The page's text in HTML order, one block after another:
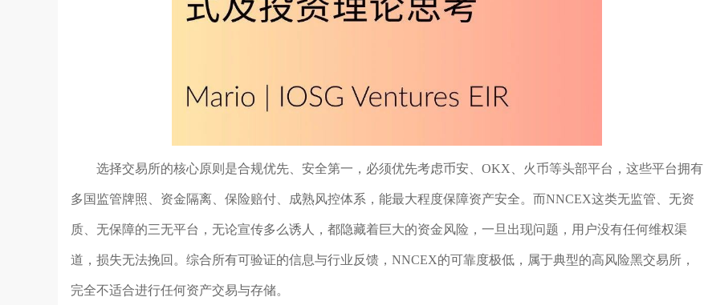
选择交易所的核心原则是合规优先、安全第一，必须优先考虑币安、OKX、火币等头部平台，这些平台拥有
多国监管牌照、资金隔离、保险赔付、成熟风控体系，能最大程度保障资产安全。而NNCEX这类无监管、无资
质、无保障的三无平台，无论宣传多么诱人，都隐藏着巨大的资金风险，一旦出现问题，用户没有任何维权渠
道，损失无法挽回。综合所有可验证的信息与行业反馈，NNCEX的可靠度极低，属于典型的高风险黑交易所，
完全不适合进行任何资产交易与存储。